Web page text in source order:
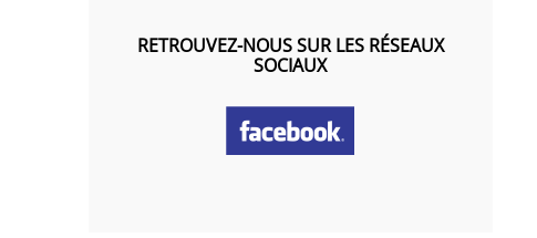
RETROUVEZ-NOUS SUR LES RÉSEAUX
SOCIAUX